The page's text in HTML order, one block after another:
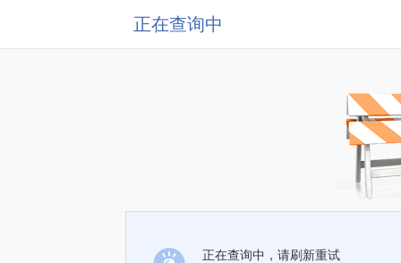
正在查询中
正在查询中，请刷新重试